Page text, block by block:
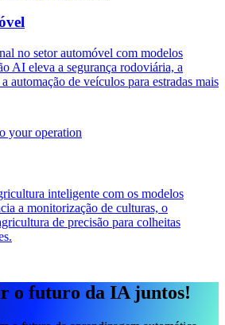
no setor automóvel com modelos
AI eleva a segurança rodoviária, a
automação de veículos para estradas mais
inteligente com os modelos
a monitorização de culturas, o
de precisão para colheitas
o futuro da IA juntos!